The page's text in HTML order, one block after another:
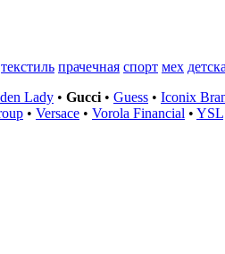
текстиль прачечная спорт мех
Lady • Gucci • Guess • Iconix
• Versace • Vorola Financial • YSL